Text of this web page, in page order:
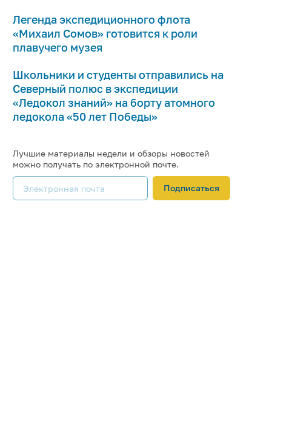
Легенда экспедиционного флота
«Михаил Сомов» готовится к роли
плавучего музея
Школьники и студенты отправились на
Северный полюс в экспедиции
«Ледокол знаний» на борту атомного
ледокола «50 лет Победы»
Лучшие материалы недели и обзоры новостей
можно получать по электронной почте.
Подписаться